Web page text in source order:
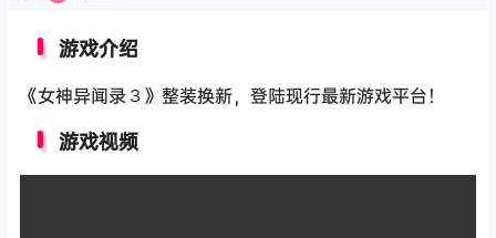
游戏介绍
《女神异闻录３》整装换新，登陆现行最新游戏平台！
游戏视频